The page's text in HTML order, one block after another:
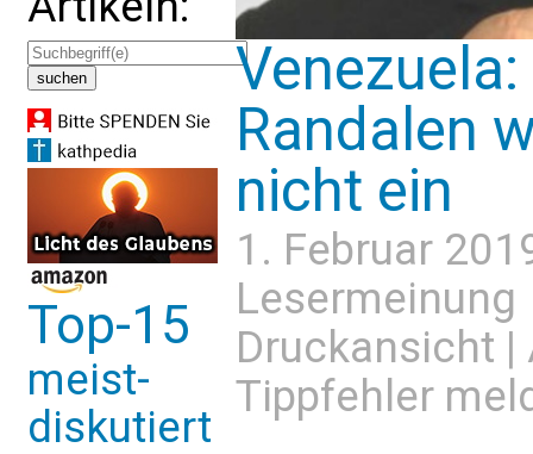
Top-15
meist-
diskutiert
Randalen
nicht ein
1. Februar
Lesermeinung
Druckansicht |
Tippfehler